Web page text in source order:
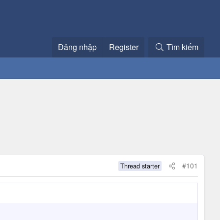
Đăng nhập Register Tìm kiếm
Thread starter #101